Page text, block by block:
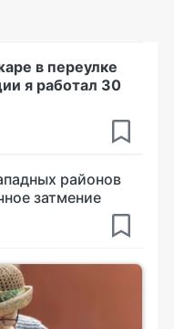
в переулке
я работал 30
районов
затмение